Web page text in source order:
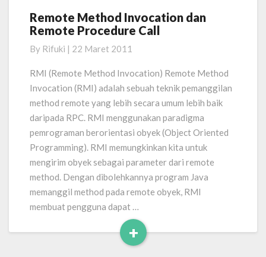
Remote
Method
Invocation
dan
Remote
Procedure
Call
Remote Method Invocation dan
Remote Procedure Call
By Rifuki | 22 Maret 2011
RMI (Remote Method Invocation) Remote Method
Invocation (RMI) adalah sebuah teknik pemanggilan
method remote yang lebih secara umum lebih baik
daripada RPC. RMI menggunakan paradigma
pemrograman berorientasi obyek (Object Oriented
Programming). RMI memungkinkan kita untuk
mengirim obyek sebagai parameter dari remote
method. Dengan dibolehkannya program Java
memanggil method pada remote obyek, RMI
membuat pengguna dapat …
+
Read